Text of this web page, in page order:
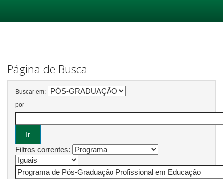
Página de Busca
Buscar em:
por
Filtros correntes: